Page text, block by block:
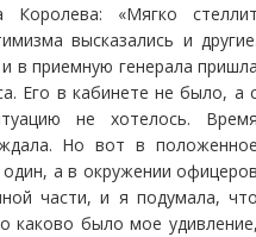
Королева: «Мягко
высказались и
в приемную генерала
Его в кабинете не было, а
не хотелось.
Но вот в
а в окружении
части, и я подумала,
каково было мое